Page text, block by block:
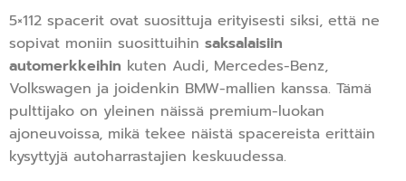
5×112 spacerit ovat suosittuja erityisesti siksi, että ne
sopivat moniin suosittuihin saksalaisiin
automerkkeihin kuten Audi, Mercedes-Benz,
Volkswagen ja joidenkin BMW-mallien kanssa. Tämä
pulttijako on yleinen näissä premium-luokan
ajoneuvoissa, mikä tekee näistä spacereista erittäin
kysyttyjä autoharrastajien keskuudessa.